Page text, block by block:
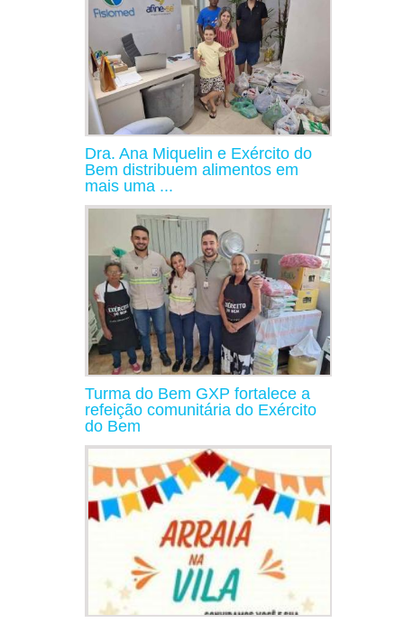
Dra. Ana Miquelin e Exército do
Bem distribuem alimentos em
mais uma ...
Turma do Bem GXP fortalece a
refeição comunitária do Exército
do Bem